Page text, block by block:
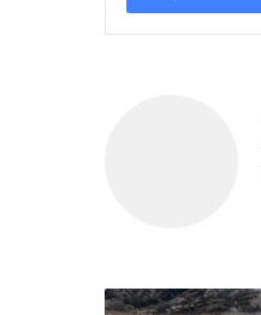
Segunda